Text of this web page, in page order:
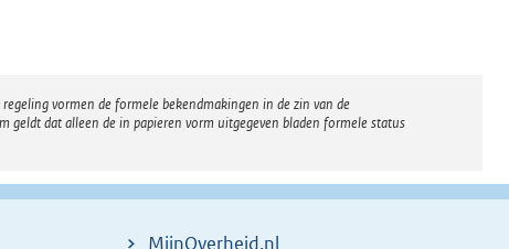
vormen de formele bekendmakingen in de zin van de
geldt dat alleen de in papieren vorm uitgegeven bladen formele status
MijnOverheid.nl